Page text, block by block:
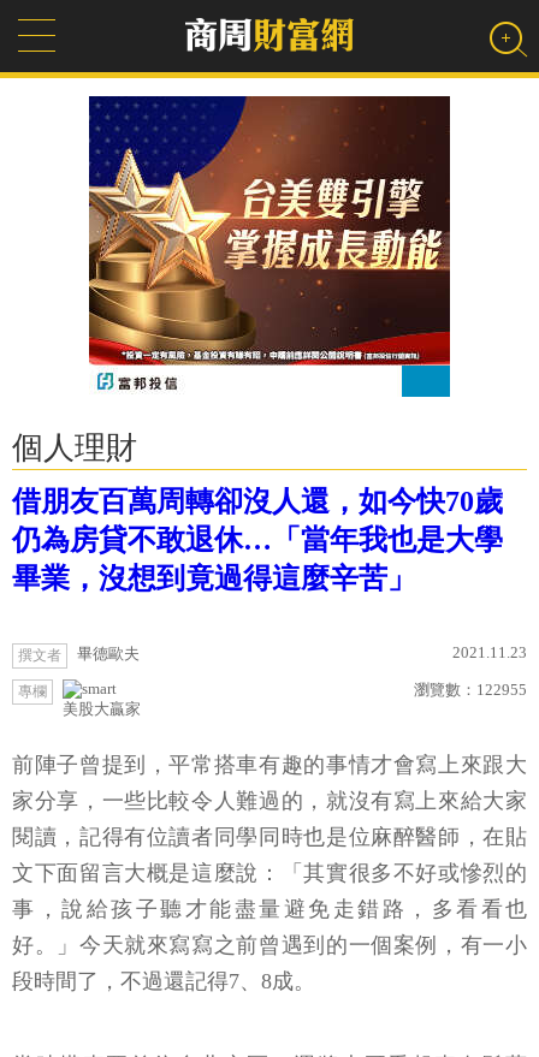
個人理財
借朋友百萬周轉卻沒人還，如今快70歲
仍為房貸不敢退休…「當年我也是大學
畢業，沒想到竟過得這麼辛苦」
撰文者 畢德歐夫 2021.11.23
專欄
美股大贏家
瀏覽數： 122955
前陣子曾提到，平常搭車有趣的事情才會寫上來跟大
家分享，一些比較令人難過的，就沒有寫上來給大家
閱讀，記得有位讀者同學同時也是位麻醉醫師，在貼
文下面留言大概是這麼說：「其實很多不好或慘烈的
事，說給孩子聽才能盡量避免走錯路，多看看也
好。」今天就來寫寫之前曾遇到的一個案例，有一小
段時間了，不過還記得7、8成。